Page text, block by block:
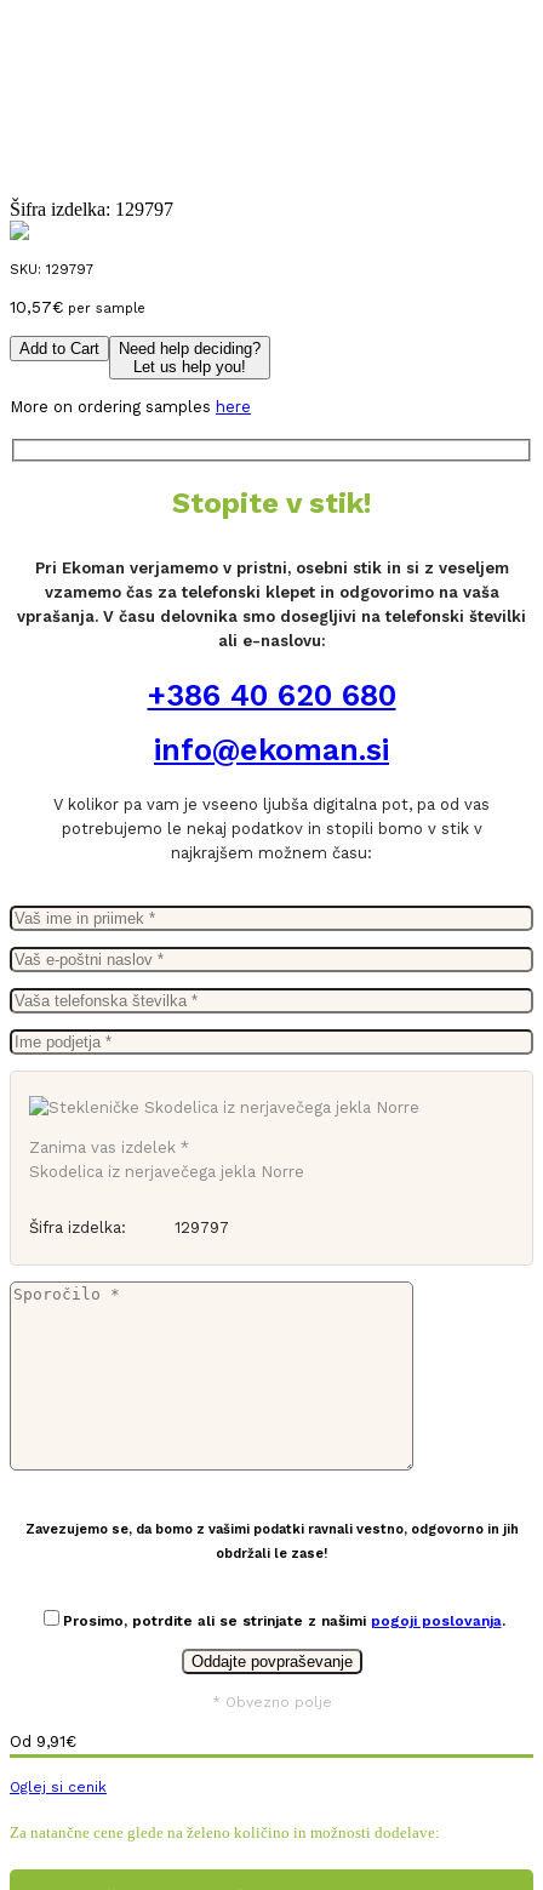
Šifra izdelka: 129797
SKU: 129797
10,57€ per sample
Add to Cart
Need help deciding?
Let us help you!
More on ordering samples here
Stopite v stik!
Pri Ekoman verjamemo v pristni, osebni stik in si z veseljem
vzamemo čas za telefonski klepet in odgovorimo na vaša
vprašanja. V času delovnika smo dosegljivi na telefonski številki
ali e-naslovu:
+386 40 620 680
info@ekoman.si
V kolikor pa vam je vseeno ljubša digitalna pot, pa od vas
potrebujemo le nekaj podatkov in stopili bomo v stik v
najkrajšem možnem času:
Zanima vas izdelek *
Skodelica iz nerjavečega jekla Norre
Šifra izdelka: 129797
Zavezujemo se, da bomo z vašimi podatki ravnali vestno, odgovorno in jih
obdržali le zase!
Prosimo, potrdite ali se strinjate z našimi pogoji poslovanja.
* Obvezno polje
Od 9,91€
Oglej si cenik
Za natančne cene glede na želeno količino in možnosti dodelave: